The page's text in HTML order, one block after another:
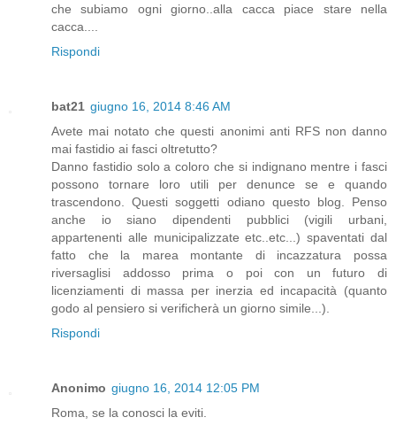
che subiamo ogni giorno..alla cacca piace stare nella
cacca....
Rispondi
bat21 giugno 16, 2014 8:46 AM
Avete mai notato che questi anonimi anti RFS non danno
mai fastidio ai fasci oltretutto?
Danno fastidio solo a coloro che si indignano mentre i fasci
possono tornare loro utili per denunce se e quando
trascendono. Questi soggetti odiano questo blog. Penso
anche io siano dipendenti pubblici (vigili urbani,
appartenenti alle municipalizzate etc..etc...) spaventati dal
fatto che la marea montante di incazzatura possa
riversaglisi addosso prima o poi con un futuro di
licenziamenti di massa per inerzia ed incapacità (quanto
godo al pensiero si verificherà un giorno simile...).
Rispondi
Anonimo giugno 16, 2014 12:05 PM
Roma, se la conosci la eviti.